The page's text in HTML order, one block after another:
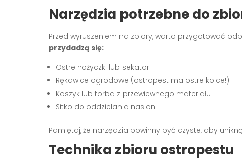
Narzędzia potrzebne do
Przed wyruszeniem na zbiory, warto przygotować
przydadzą się:
Ostre nożyczki lub sekator
Rękawice ogrodowe (ostropest ma ostre kolce!)
Koszyk lub torba z przewiewnego materiału
Sitko do oddzielania nasion
Pamiętaj, że narzędzia powinny być czyste, aby
Technika zbioru ostropestu